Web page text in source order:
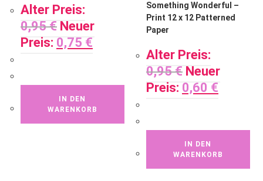
Alter Preis:
0,95€ Neuer
Preis: 0,75 €
IN DEN
WARENKORB
Something Wonderful –
Print 12 x 12 Patterned
Paper
Alter Preis:
0,95€ Neuer
Preis: 0,60 €
IN DEN
WARENKORB